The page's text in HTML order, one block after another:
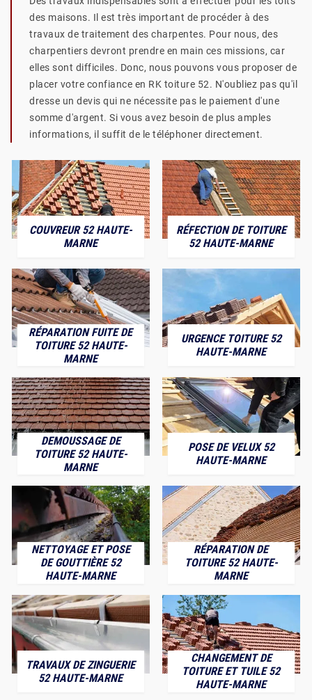
des maisons. Il est très important de procéder à des
travaux de traitement des charpentes. Pour nous, des
charpentiers devront prendre en main ces missions, car
elles sont difficiles. Donc, nous pouvons vous proposer de
placer votre confiance en RK toiture 52. N'oubliez pas qu'il
dresse un devis qui ne nécessite pas le paiement d'une
somme d'argent. Si vous avez besoin de plus amples
informations, il suffit de le téléphoner directement.
COUVREUR 52 HAUTE-
MARNE
RÉFECTION DE TOITURE
52 HAUTE-MARNE
RÉPARATION FUITE DE
TOITURE 52 HAUTE-
MARNE
URGENCE TOITURE 52
HAUTE-MARNE
DEMOUSSAGE DE
TOITURE 52 HAUTE-
MARNE
POSE DE VELUX 52
HAUTE-MARNE
NETTOYAGE ET POSE
DE GOUTTIÈRE 52
HAUTE-MARNE
RÉPARATION DE
TOITURE 52 HAUTE-
MARNE
TRAVAUX DE ZINGUERIE
52 HAUTE-MARNE
CHANGEMENT DE
TOITURE ET TUILE 52
HAUTE-MARNE